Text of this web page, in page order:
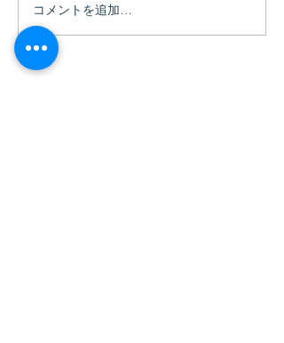
6/15（月）Socio Cafe特
別編「Socio Talk」開催
コメントを追加…